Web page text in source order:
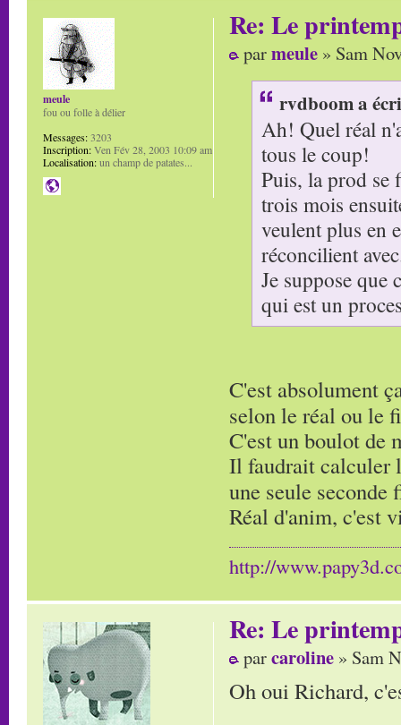
Re: Le
parmeule » Sam
rvdboom a
Ah! Quel réal
tous le coup!
Puis, la prod se
trois mois
veulent plus en
réconcilient
Je suppose que
qui est un
C'est absolument
selon le réal ou le
C'est un boulot de
Il faudrait calculer
une seule
Réal d'anim, c'est
http://
meule
fou ou folle à délier
Messages:3203
Inscription:Ven Fév 28, 2003 10:09 am
Localisation:un champ de patates...
Re: Le
parcaroline » Sam
Oh oui Richard,